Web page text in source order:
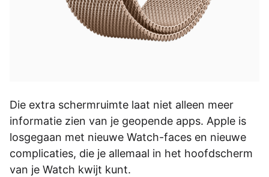
Die extra schermruimte laat niet alleen meer
informatie zien van je geopende apps. Apple is
losgegaan met nieuwe Watch-faces en nieuwe
complicaties, die je allemaal in het hoofdscherm
van je Watch kwijt kunt.